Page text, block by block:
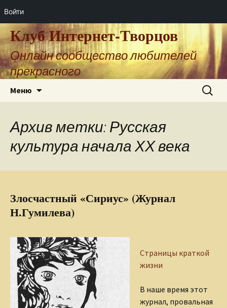
Войти
Клуб Интернет-Творцов
Онлайн сообщество любителей
прекрасного
Меню Найти:
Архив метки: Русская
культура начала ХХ века
Злосчастный «Сириус» (Журнал
Н.Гумилева)
Страницы краткой
жизни
В наше время этот
журнал, провальная